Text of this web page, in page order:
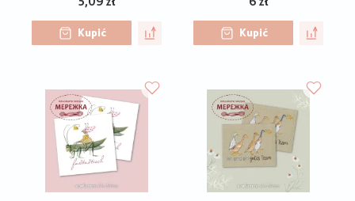
Kupić Kupić